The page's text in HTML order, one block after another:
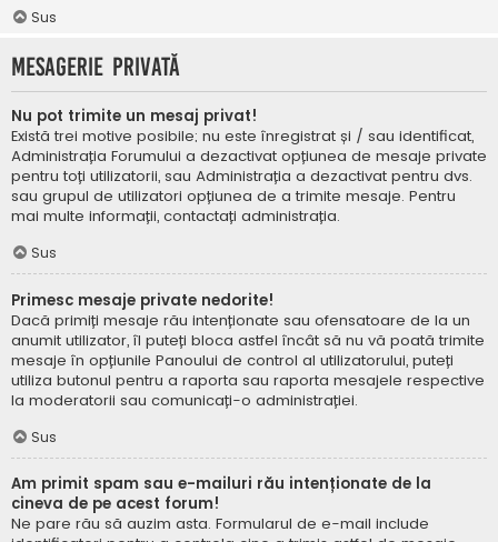
Sus
Mesagerie privată
Nu pot trimite un mesaj privat!
Există trei motive posibile; nu este înregistrat și / sau identificat,
Administrația Forumului a dezactivat opțiunea de mesaje private
pentru toți utilizatorii, sau Administrația a dezactivat pentru dvs.
sau grupul de utilizatori opțiunea de a trimite mesaje. Pentru
mai multe informații, contactați administrația.
Sus
Primesc mesaje private nedorite!
Dacă primiți mesaje rău intenționate sau ofensatoare de la un
anumit utilizator, îl puteți bloca astfel încât să nu vă poată trimite
mesaje în opțiunile Panoului de control al utilizatorului, puteți
utiliza butonul pentru a raporta sau raporta mesajele respective
la moderatorii sau comunicați-o administrației.
Sus
Am primit spam sau e-mailuri rău intenționate de la
cineva de pe acest forum!
Ne pare rău să auzim asta. Formularul de e-mail include